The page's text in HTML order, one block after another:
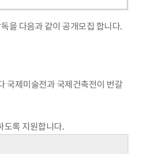
을 다음과 같이 공개모집 합니다.
국제미술전과 국제건축전이 번갈
도록 지원합니다.